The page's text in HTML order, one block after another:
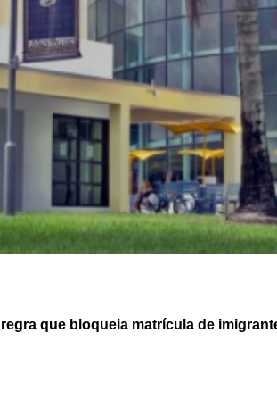
que bloqueia matrícula de